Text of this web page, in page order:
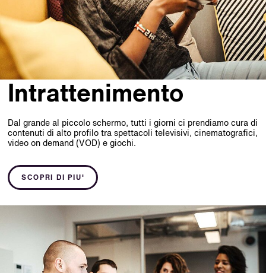
Intrattenimento
Dal grande al piccolo schermo, tutti i giorni ci prendiamo cura di
contenuti di alto profilo tra spettacoli televisivi, cinematografici,
video on demand (VOD) e giochi.
SCOPRI DI PIU'